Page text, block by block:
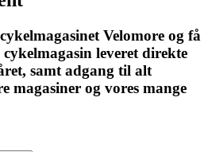
Velomore og få
leveret direkte
samt adgang til alt
magasiner og vores mange